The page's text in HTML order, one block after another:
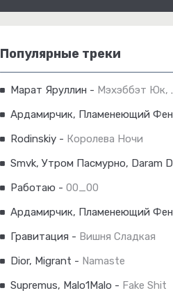
Популярные треки
Марат Яруллин - Мэхэббэт Юк, Димэ!
Ардамирчик, Пламенеющий Феникс
Rodinskiy - Королева Ночи
Smvk, Утром Пасмурно, Daram Dam
Работаю - 00_00
Ардамирчик, Пламенеющий Феникс
Гравитация - Вишня Сладкая
Dior, Migrant - Namaste
Supremus, Malo1Malo - Fake Shit